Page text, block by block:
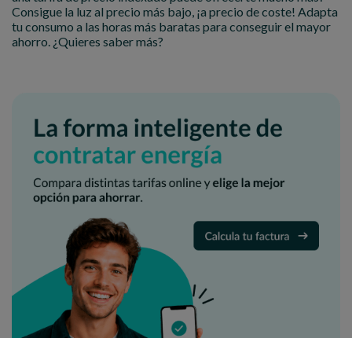
Consigue la luz al precio más bajo, ¡a precio de coste! Adapta
tu consumo a las horas más baratas para conseguir el mayor
ahorro. ¿Quieres saber más?